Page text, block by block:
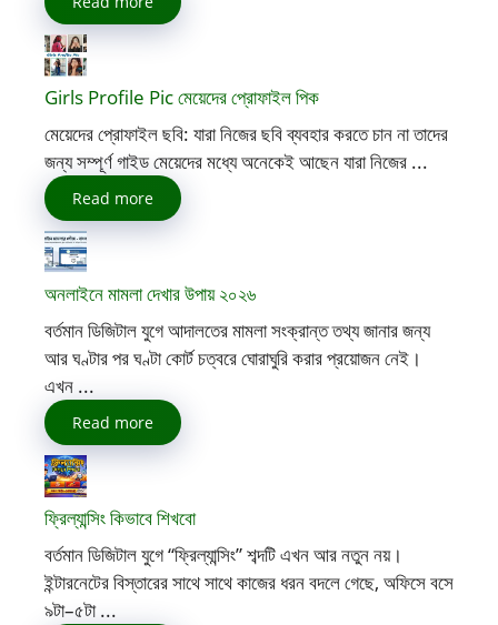
Girls Profile Pic মেয়েদের প্রোফাইল পিক
মেয়েদের প্রোফাইল ছবি: যারা নিজের ছবি ব্যবহার করতে চান না তাদের
জন্য সম্পূর্ণ গাইড মেয়েদের মধ্যে অনেকেই আছেন যারা নিজের ...
Read more
অনলাইনে মামলা দেখার উপায় ২০২৬
বর্তমান ডিজিটাল যুগে আদালতের মামলা সংক্রান্ত তথ্য জানার জন্য
আর ঘণ্টার পর ঘণ্টা কোর্ট চত্বরে ঘোরাঘুরি করার প্রয়োজন নেই।
এখন ...
Read more
ফ্রিল্যান্সিং কিভাবে শিখবো
বর্তমান ডিজিটাল যুগে “ফ্রিল্যান্সিং” শব্দটি এখন আর নতুন নয়।
ইন্টারনেটের বিস্তারের সাথে সাথে কাজের ধরন বদলে গেছে, অফিসে বসে
৯টা–৫টা ...